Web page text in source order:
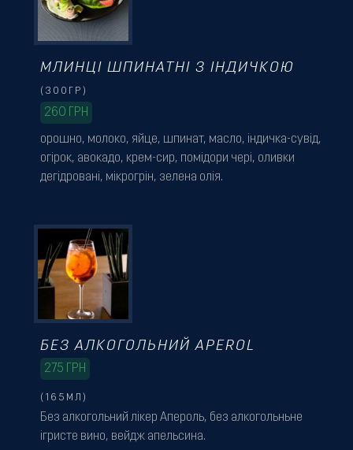
орошно, молоко, яйце, шпинат, масло, індичка-сувід,
огірок, авокадо, крем-сир, помідори чері, оливки
дегідровані, мікрогрін, зелена олія.
МЛИНЦІ ШПИНАТНІ З ІНДИЧКОЮ
(300ГР)
260 ГРН
Без алкогольний лікер Апероль, без алкогольньне
ігристе вино, вейдж апельсина.
(165МЛ)
БЕЗ АЛКОГОЛЬНИЙ APEROL
275 ГРН